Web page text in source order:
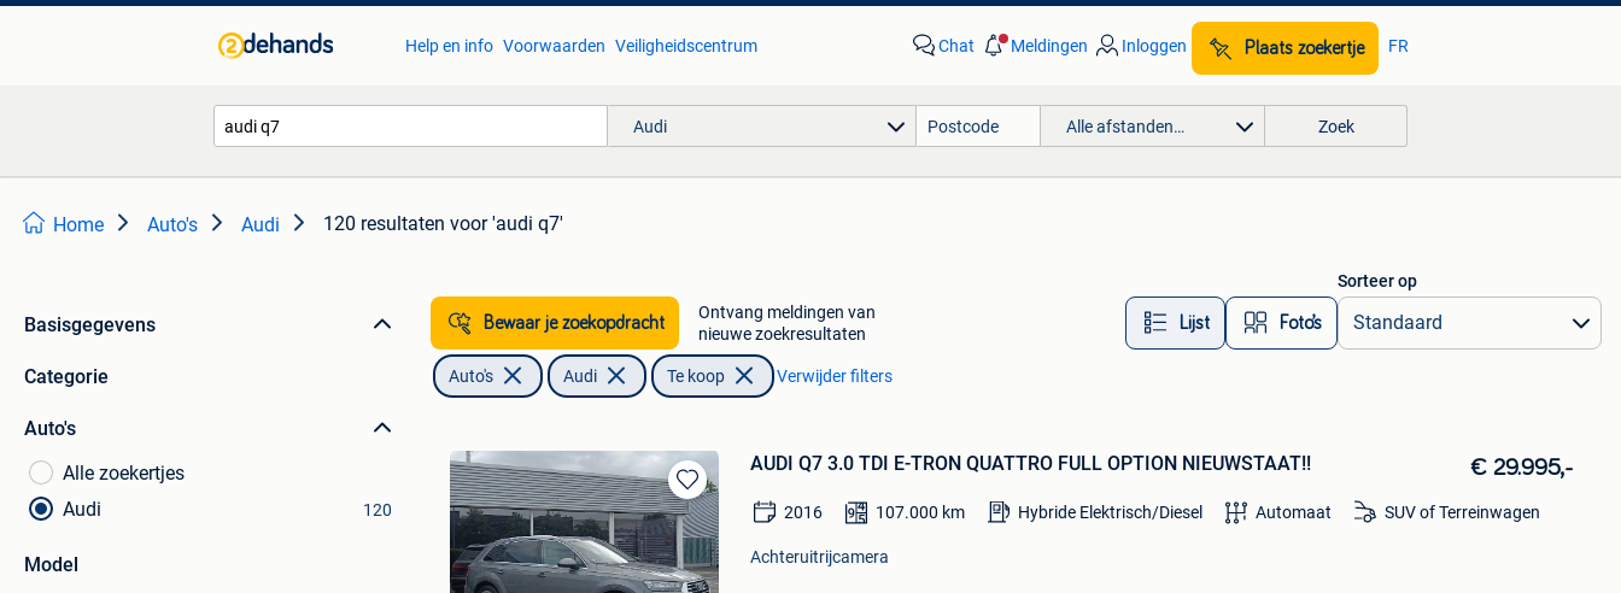
Help en info Voorwaarden Veiligheidscentrum Chat Meldingen Inloggen Plaats zoekertje FR
Audi Alle afstanden… Zoek
Home Auto's Audi 120 resultaten voor 'audi q7'
Basisgegevens
Categorie
Auto's
Alle zoekertjes
Audi
120
Model
Bewaar je zoekopdracht
Ontvang meldingen van
nieuwe zoekresultaten
Lijst Foto’s
Sorteer op
Auto's Audi Te koop Verwijder filters
Bewaren
in
Mijn
Favorieten
AUDI Q7 3.0 TDI E-TRON QUATTRO FULL OPTION NIEUWSTAAT!! € 29.995,-
2016 107.000 km Hybride Elektrisch/Diesel Automaat SUV of Terreinwagen
Achteruitrijcamera